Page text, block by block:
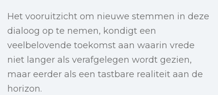
Het vooruitzicht om nieuwe stemmen in deze
dialoog op te nemen, kondigt een
veelbelovende toekomst aan waarin vrede
niet langer als verafgelegen wordt gezien,
maar eerder als een tastbare realiteit aan de
horizon.